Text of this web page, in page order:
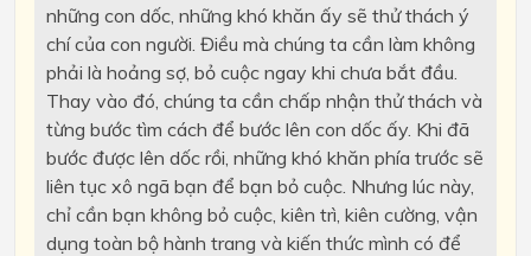
những con dốc, những khó khăn ấy sẽ thử thách ý
chí của con người. Điều mà chúng ta cần làm không
phải là hoảng sợ, bỏ cuộc ngay khi chưa bắt đầu.
Thay vào đó, chúng ta cần chấp nhận thử thách và
từng bước tìm cách để bước lên con dốc ấy. Khi đã
bước được lên dốc rồi, những khó khăn phía trước sẽ
liên tục xô ngã bạn để bạn bỏ cuộc. Nhưng lúc này,
chỉ cần bạn không bỏ cuộc, kiên trì, kiên cường, vận
dụng toàn bộ hành trang và kiến thức mình có để